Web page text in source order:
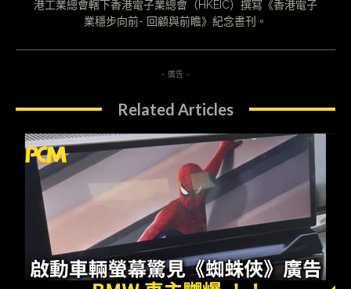
港工業總會轄下香港電子業總會（HKEIC）撰寫《香港電子
業穩步向前- 回顧與前瞻》紀念書刊。
- 廣告 -
Related Articles